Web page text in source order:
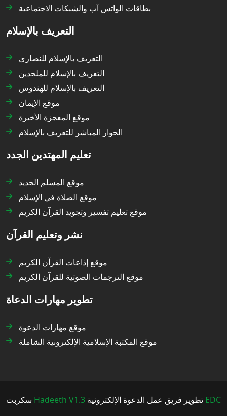
بطاقات الواتس آب والشبكات الاجتماعية
التعريف بالإسلام
التعريف بالإسلام للنصارى
التعريف بالإسلام للملحدين
التعريف بالإسلام للهندوس
موقع الإيمان
موقع المعجزة الأخيرة
الحوار المباشر للتعريف بالإسلام
تعليم المهتدين الجدد
موقع المسلم الجديد
موقع الصلاة في الإسلام
موقع تعليم تفسير وتجويد القرآن الكريم
نشر وتعليم القرآن
موقع إذاعات القرآن الكريم
موقع الترجمات الصوتية للقرآن الكريم
تطوير مهارات الدعاة
موقع مهارات الدعوة
موقع المكتبة الإسلامية الإلكترونية الشاملة
Hadeeth V1.3 EDC